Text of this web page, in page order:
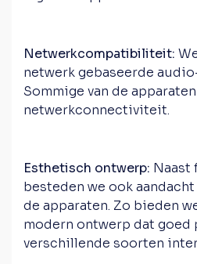
Netwerkcompatibiliteit:
netwerk gebaseerde
Sommige van de
netwerkconnectiviteit.
Esthetisch ontwerp:
besteden we ook
de apparaten. Zo bieden
modern ontwerp dat goed
verschillende soorten